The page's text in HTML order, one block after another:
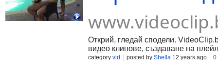
Открий, гледай сподели.
видео клипове, създаване на
category vid posted by Shella 12 years ago 0